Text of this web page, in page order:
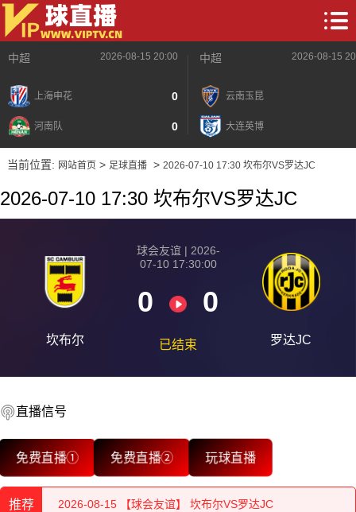
中超 2026-08-15 20:00
上海申花 0
河南队 0
中超 2026-08-15
云南玉昆
大连英博
当前位置: 网站首页> 足球直播> 2026-07-10 17:30 坎布尔VS罗达JC
2026-07-10 17:30 坎布尔VS罗达JC
坎布尔
球会友谊 | 2026-
07-10 17:30:00
0 0
已结束 罗达JC
直播信号
免费直播① 免费直播② 玩球直播
推荐
2026-08-15 【球会友谊】 坎布尔VS罗达JC
2026-08-15 【球会友谊】 坎布尔VS罗达JC
2026-08-15 【球会友谊】 坎布尔VS罗达JC
2026-08-15 【球会友谊】 坎布尔VS罗达JC